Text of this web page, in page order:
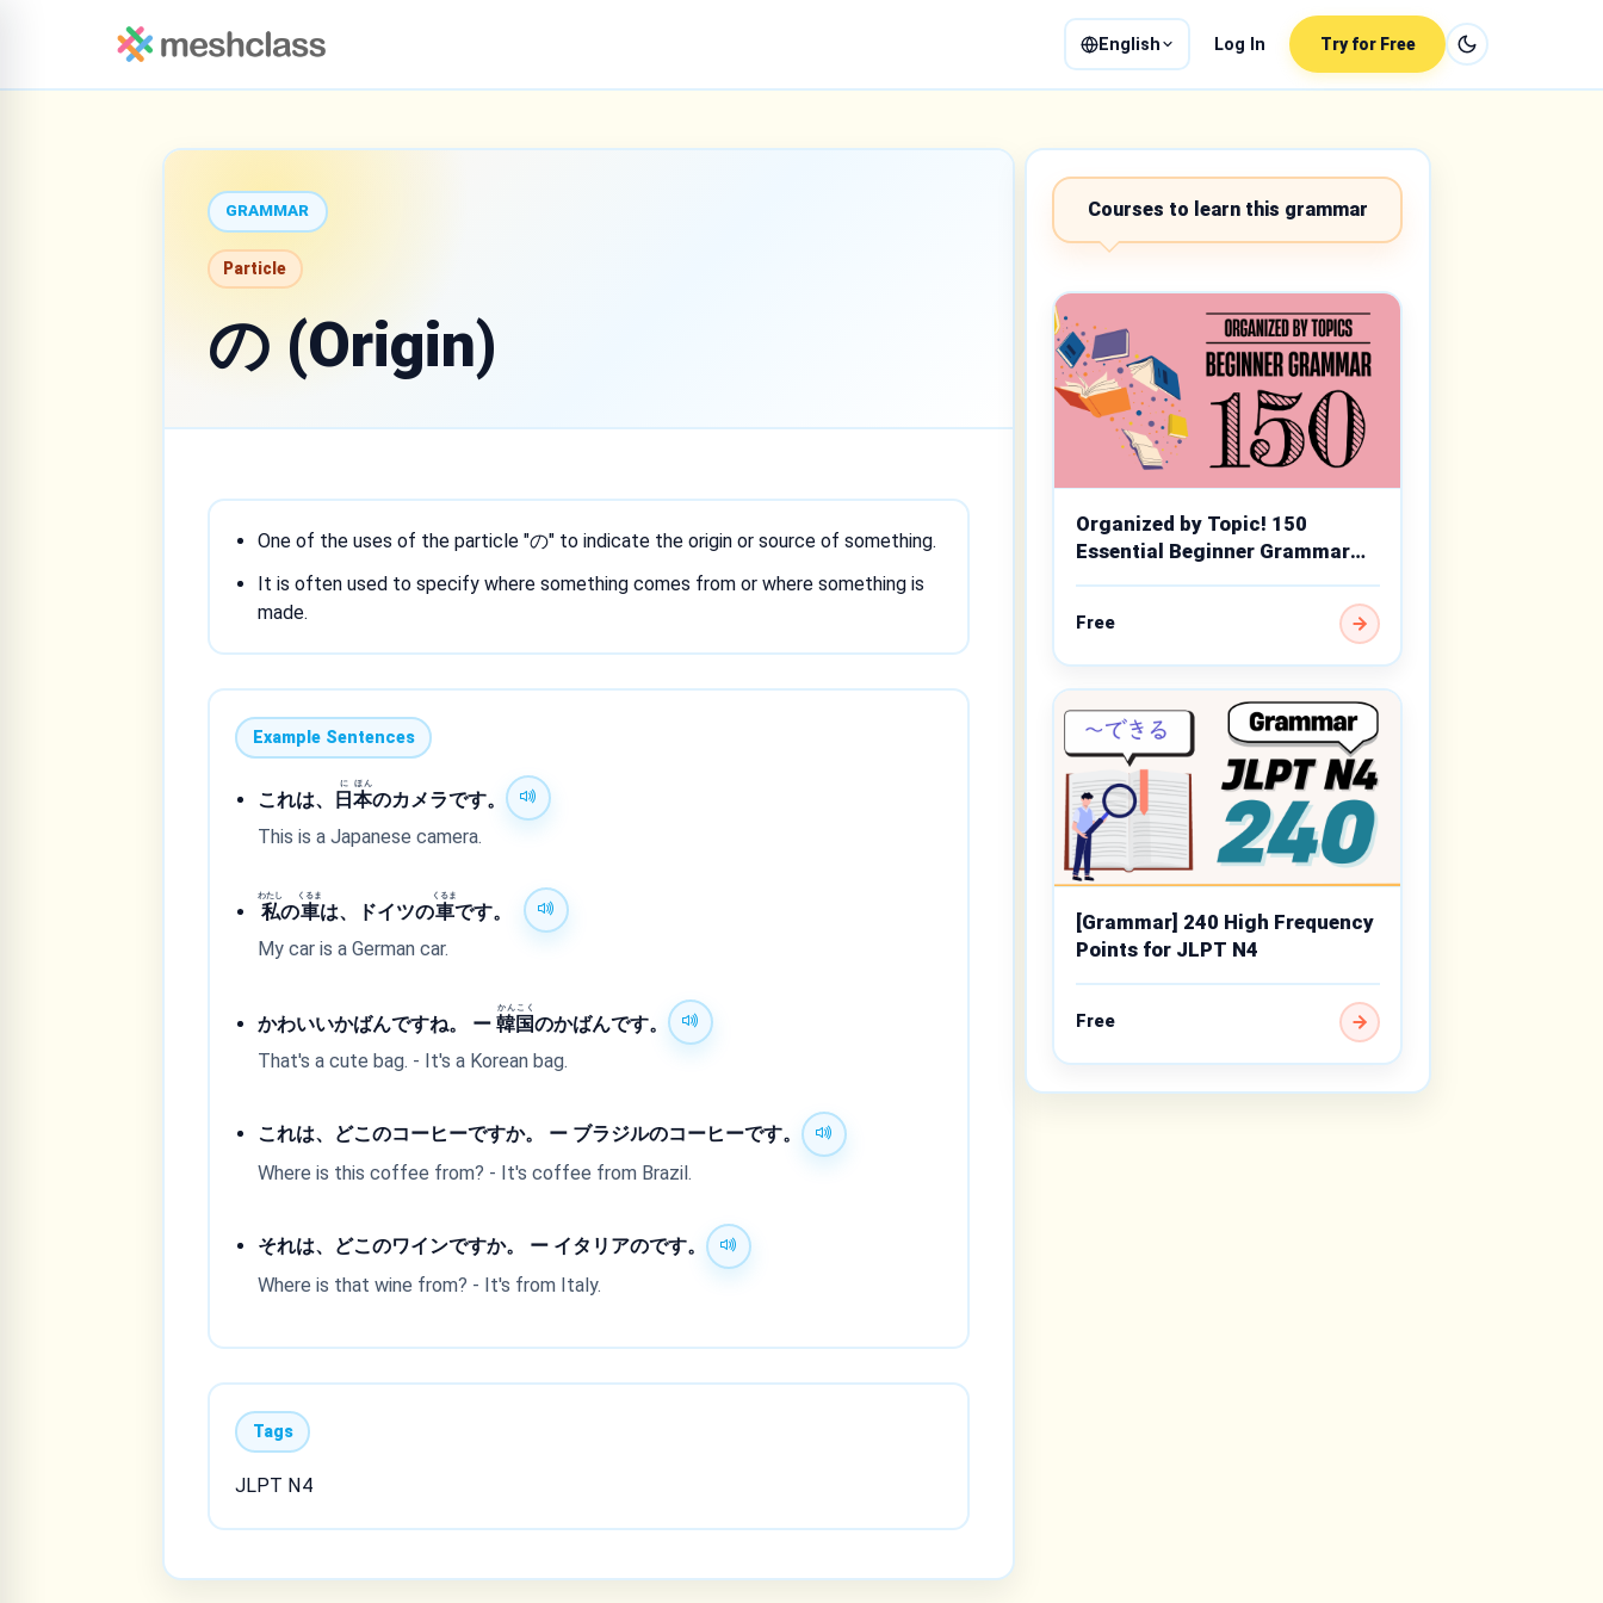
English Log In Try for Free
GRAMMAR
Particle
の (Origin)
One of the uses of the particle "の" to indicate the origin or source of something.
It is often used to specify where something comes from or where something is
made.
Example Sentences
これは、 日
に
本
ほん
のカメラです。
This is a Japanese camera.
私
わたし
の車
くるま
は、ドイツの車
くるま
です。
My car is a German car.
かわいいかばんですね。 ー韓
かん
国
こく
のかばんです。
That's a cute bag. - It's a Korean bag.
これは、どこのコーヒーですか。 ー ブラジルのコーヒーです。
Where is this coffee from? - It's coffee from Brazil.
それは、どこのワインですか。 ー イタリアのです。
Where is that wine from? - It's from Italy.
Tags
JLPT N4
Courses to learn this grammar
Organized by Topic! 150
Essential Beginner Grammar
Points
Free
[Grammar] 240 High Frequency
Points for JLPT N4
Free